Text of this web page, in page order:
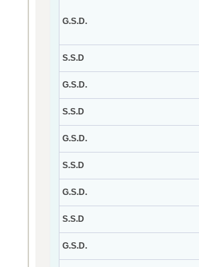
G.S.D.
S.S.D
G.S.D.
S.S.D
G.S.D.
S.S.D
G.S.D.
S.S.D
G.S.D.